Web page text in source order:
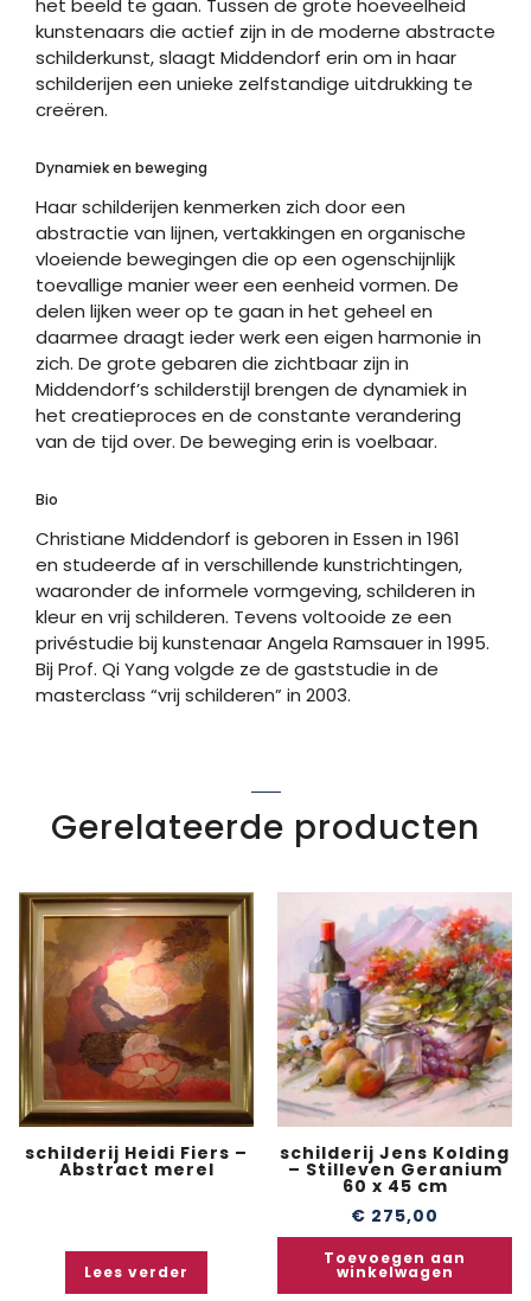
het beeld te gaan. Tussen de grote hoeveelheid
kunstenaars die actief zijn in de moderne abstracte
schilderkunst, slaagt Middendorf erin om in haar
schilderijen een unieke zelfstandige uitdrukking te
creëren.
Dynamiek en beweging
Haar schilderijen kenmerken zich door een
abstractie van lijnen, vertakkingen en organische
vloeiende bewegingen die op een ogenschijnlijk
toevallige manier weer een eenheid vormen. De
delen lijken weer op te gaan in het geheel en
daarmee draagt ieder werk een eigen harmonie in
zich. De grote gebaren die zichtbaar zijn in
Middendorf’s schilderstijl brengen de dynamiek in
het creatieproces en de constante verandering
van de tijd over. De beweging erin is voelbaar.
Bio
Christiane Middendorf is geboren in Essen in 1961
en studeerde af in verschillende kunstrichtingen,
waaronder de informele vormgeving, schilderen in
kleur en vrij schilderen. Tevens voltooide ze een
privéstudie bij kunstenaar Angela Ramsauer in 1995.
Bij Prof. Qi Yang volgde ze de gaststudie in de
masterclass “vrij schilderen” in 2003.
Gerelateerde producten
schilderij Heidi Fiers –
Abstract merel
Lees verder
schilderij Jens Kolding
– Stilleven Geranium
60 x 45 cm
€ 275,00
Toevoegen aan
winkelwagen